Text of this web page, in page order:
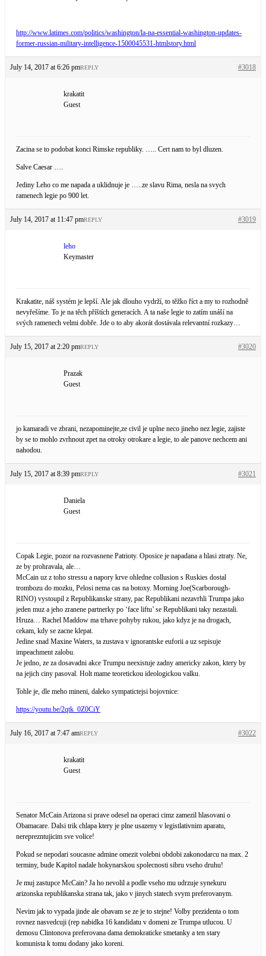
http://www.latimes.com/politics/washington/la-na-essential-washington-updates-
former-russian-military-intelligence-1500045531-htmlstory.html
July 14, 2017 at 6:26 pm #3018
REPLY
krakatit
Guest
Zacina se to podobat konci Rimske republiky. ….. Cert nam to byl dluzen.
Salve Caesar ….
Jediny Leho co me napada a uklidnuje je …..ze slavu Rima, nesla na svych
ramenech legie po 900 let.
July 14, 2017 at 11:47 pm #3019
REPLY
leho
Keymaster
Krakatite, náš systém je lepší. Ale jak dlouho vydrží, to těžko říct a my to rozhodně
nevyřešíme. To je na těch příštích generacích. A ta naše legie to zatím unáší na
svých ramenech velmi dobře. Jde o to aby akorát dostávala relevantní rozkazy…
July 15, 2017 at 2:20 pm #3020
REPLY
Prazak
Guest
jo kamaradi ve zbrani, nezapominejte,ze civil je uplne neco jineho nez legie, zajiste
by se to mohlo zvrhnout zpet na otroky otrokare a legie, to ale panove nechcem ani
nahodou.
July 15, 2017 at 8:39 pm #3021
REPLY
Daniela
Guest
Copak Legie, pozor na rozvasnene Patrioty. Oposice je napadana a hlasi ztraty. Ne,
ze by prohravala, ale…
McCain uz z toho stressu a napory krve ohledne collusion s Ruskies dostal
trombozu do mozku, Pelosi nema cas na botoxy. Morning Joe(Scarborough-
RINO) vystoupil z Republikanske strany, pac Republikani nezavrhli Trumpa jako
jeden muz a jeho zranene partnerky po ‘face liftu’ se Republikani taky nezastali.
Hruza… Rachel Maddow ma trhave pohyby rukou, jako kdyz je na drogach,
cekam, kdy se zacne klepat.
Jedine snad Maxine Waters, ta zustava v ignorantske euforii a uz sepisuje
impeachment zalobu.
Je jedno, ze za dosavadni akce Trumpu neexistuje zadny americky zakon, ktery by
na jejich ciny pasoval. Holt mame teoretickou ideologickou valku.
Tohle je, dle meho mineni, daleko sympatictejsi bojovnice:
https://youtu.be/2qtk_0Z0CiY
July 16, 2017 at 7:47 am #3022
REPLY
krakatit
Guest
Senator McCain Arizona si prave odesel na operaci cimz zamezil hlasovani o
Obamacare. Dalsi trik chlapa ktery je plne usazeny v legistlativnim aparatu,
nereprezntujicim sve volice!
Pokud se nepodari soucasne admine omezit volebni obdobi zakonodarcu na max. 2
terminy, bude Kapitol nadale hokynarskou spolecnosti sibru vseho druhu!
Je muj zastupce McCain? Ja ho nevolil a podle vseho mu udrzuje synekuru
arizonska republikanska strana tak, jako v jinych statech svym preferovanym.
Nevim jak to vypada jinde ale obavam se ze je to stejne! Volby prezidenta o tom
rovnez nasvedcuji (rep nabidka 16 kandidatu v domeni ze Trumpa utlucou. U
demosu Clintonova preferovana dama demokraticke smetanky a ten stary
komunista k tomu dodany jako koreni.